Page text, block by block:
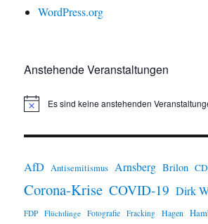
WordPress.org
Anstehende Veranstaltungen
H
w
s
Es sind keine anstehenden
AfD Antisemitismus Arnsberg Brilon
Corona-Krise COVID-19 Dirk
FDP Flüchtlinge Fotografie Fracking Hagen